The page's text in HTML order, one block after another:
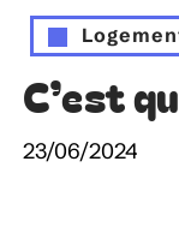
C’est
23/06/2024